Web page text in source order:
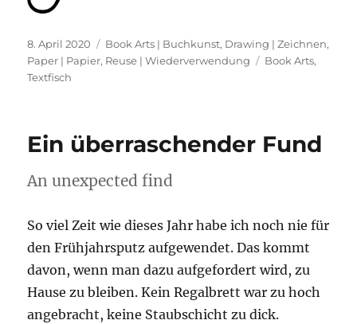
Veröffentlicht
am
8. April 2020 Kategorien
Book Arts | Buchkunst, Drawing | Zeichnen,
Paper | Papier, Reuse | Wiederverwendung Schlagwörter
Book Arts,
Textfisch
Ein überraschender Fund
An unexpected find
So viel Zeit wie dieses Jahr habe ich noch nie für
den Frühjahrsputz aufgewendet. Das kommt
davon, wenn man dazu aufgefordert wird, zu
Hause zu bleiben. Kein Regalbrett war zu hoch
angebracht, keine Staubschicht zu dick.